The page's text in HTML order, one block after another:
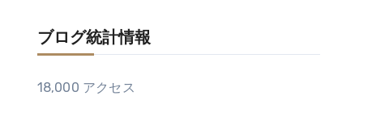
ブログ統計情報
18,000 アクセス